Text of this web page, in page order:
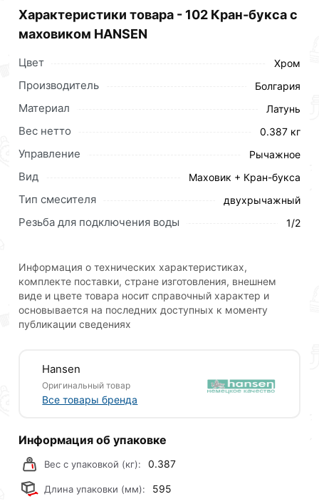
Характеристики товара - 102 Кран-букса с
маховиком HANSEN
Цвет Хром
Производитель Болгария
Материал Латунь
Вес нетто 0.387 кг
Управление Рычажное
Вид Маховик + Кран-букса
Тип смесителя двухрычажный
Резьба для подключения воды 1/2
Информация о технических характеристиках,
комплекте поставки, стране изготовления, внешнем
виде и цвете товара носит справочный характер и
основывается на последних доступных к моменту
публикации сведениях
Hansen
Оригинальный товар
Все товары бренда
Информация об упаковке
Вес с упаковкой (кг): 0.387
Длина упаковки (мм): 595